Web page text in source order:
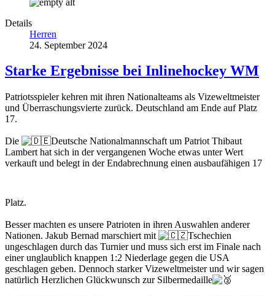
Details
Herren
24. September 2024
Starke Ergebnisse bei Inlinehockey WM
Patriotsspieler kehren mit ihren Nationalteams als Vizeweltmeister
und Überraschungsvierte zurück. Deutschland am Ende auf Platz
17.
Die
Deutsche Nationalmannschaft um Patriot Thibaut
Lambert hat sich in der vergangenen Woche etwas unter Wert
verkauft und belegt in der Endabrechnung einen ausbaufähigen 17
Platz.
Besser machten es unsere Patrioten in ihren Auswahlen anderer
Nationen. Jakub Bernad marschiert mit
Tschechien
ungeschlagen durch das Turnier und muss sich erst im Finale nach
einer unglaublich knappen 1:2 Niederlage gegen die USA
geschlagen geben. Dennoch starker Vizeweltmeister und wir sagen
natürlich Herzlichen Glückwunsch zur Silbermedaille